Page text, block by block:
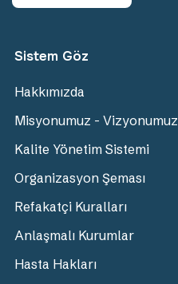
Sistem Göz
Hakkımızda
Misyonumuz - Vizyonumuz
Kalite Yönetim Sistemi
Organizasyon Şeması
Refakatçi Kuralları
Anlaşmalı Kurumlar
Hasta Hakları